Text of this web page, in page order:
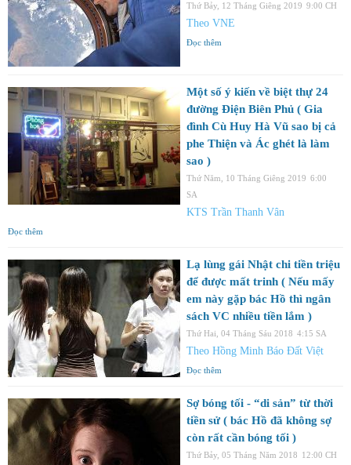
Thứ Bảy, 12 Tháng Giêng 2019 9:00 CH
Theo VNE
Đọc thêm
Một số ý kiến về biệt thự 24
đường Điện Biên Phủ ( Gia
đình Cù Huy Hà Vũ sao bị cả
phe Thiện và Ác ghét là làm
sao )
Thứ Năm, 10 Tháng Giêng 2019 6:00
SA
KTS Trần Thanh Vân
Đọc thêm
Lạ lùng gái Nhật chi tiền triệu
để được mất trinh ( Nếu mấy
em này gặp bác Hồ thì ngân
sách VC nhiều tiền lắm )
Thứ Hai, 04 Tháng Sáu 2018 4:15 SA
Theo Hồng Minh Báo Đất Việt
Đọc thêm
Sợ bóng tối - “di sản” từ thời
tiền sử ( bác Hồ đã không sợ
còn rất cần bóng tối )
Thứ Bảy, 05 Tháng Năm 2018 12:00 CH